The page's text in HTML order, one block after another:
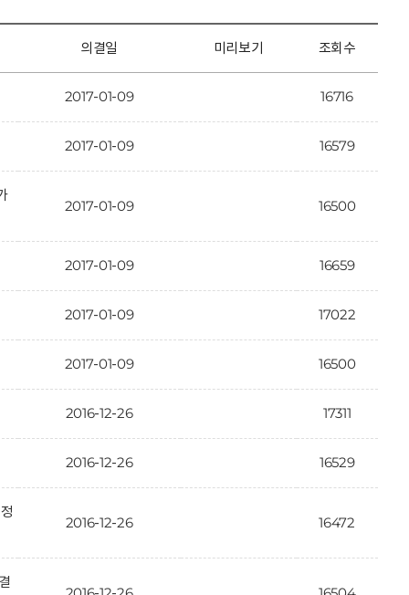
의결일 미리보기 조회수
2017-01-09 16716
2017-01-09 16579
2017-01-09 16500
2017-01-09 16659
2017-01-09 17022
2017-01-09 16500
2016-12-26 17311
2016-12-26 16529
2016-12-26 16472